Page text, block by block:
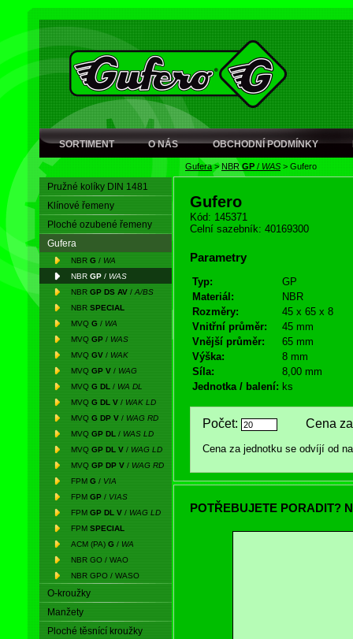
SORTIMENT O NÁS OBCHODNÍ PODMÍNKY
Gufera> NBRGP / WAS > Gufero
Pružné kolíky DIN 1481
Klínové řemeny
Ploché ozubené řemeny
Gufera
NBR G / WA
NBR GP / WAS
NBR GP DS AV / A/BS
NBR SPECIAL
MVQ G / WA
MVQ GP / WAS
MVQ GV / WAK
MVQ GP V / WAG
MVQ G DL / WA DL
MVQ G DL V / WAK LD
MVQ G DP V / WAG RD
MVQ GP DL / WAS LD
MVQ GP DL V / WAG LD
MVQ GP DP V / WAG RD
FPM G / VIA
FPM GP / VIAS
FPM GP DL V / WAG LD
FPM SPECIAL
ACM (PA) G / WA
NBR GO / WAO
NBR GPO / WASO
O-kroužky
Manžety
Ploché těsnící kroužky
Gufero
Kód: 145371
Celní sazebník: 40169300
Parametry
Typ:
GP
Materiál:
NBR
Rozměry:
45 x 65 x 8
Vnitřní průměr:
45 mm
Vnější průměr:
65 mm
Výška:
8 mm
Síla:
8,00 mm
Jednotka / balení: ks
Počet: Cena za
Cena za jednotku se odvíjí od
POTŘEBUJETE PORADIT?